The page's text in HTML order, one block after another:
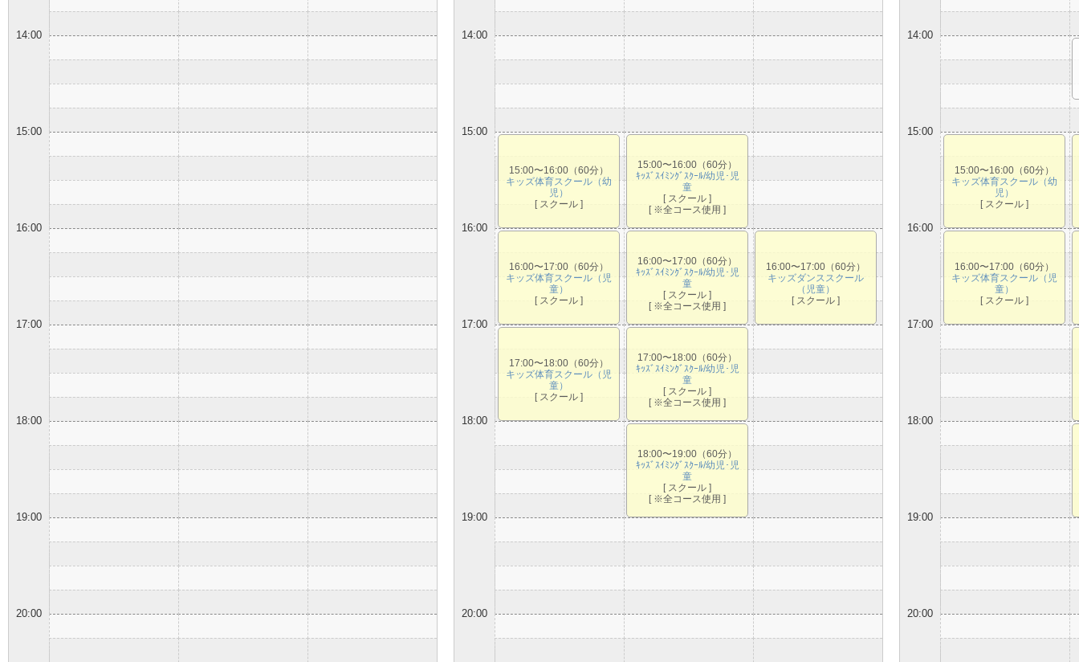
14:00
15:00
16:00
17:00
18:00
19:00
20:00
14:00
15:00
16:00
17:00
18:00
19:00
20:00
15:00〜16:00（60分）
キッズ体育スクール（幼
児）
[ スクール ]
16:00〜17:00（60分）
キッズ体育スクール（児
童）
[ スクール ]
17:00〜18:00（60分）
キッズ体育スクール（児
童）
[ スクール ]
15:00〜16:00（60分）
ｷｯｽﾞｽｲﾐﾝｸﾞｽｸｰﾙ/幼児･児
童
[ スクール ]
[ ※全コース使用 ]
16:00〜17:00（60分）
ｷｯｽﾞｽｲﾐﾝｸﾞｽｸｰﾙ/幼児･児
童
[ スクール ]
[ ※全コース使用 ]
17:00〜18:00（60分）
ｷｯｽﾞｽｲﾐﾝｸﾞｽｸｰﾙ/幼児･児
童
[ スクール ]
[ ※全コース使用 ]
18:00〜19:00（60分）
ｷｯｽﾞｽｲﾐﾝｸﾞｽｸｰﾙ/幼児･児
童
[ スクール ]
[ ※全コース使用 ]
16:00〜17:00（60分）
キッズダンススクール
（児童）
[ スクール ]
14:00
15:00
16:00
17:00
18:00
19:00
20:00
15:00〜16:00（60分）
キッズ体育スクール（幼
児）
[ スクール ]
16:00〜17:00（60分）
キッズ体育スクール（児
童）
[ スクール ]